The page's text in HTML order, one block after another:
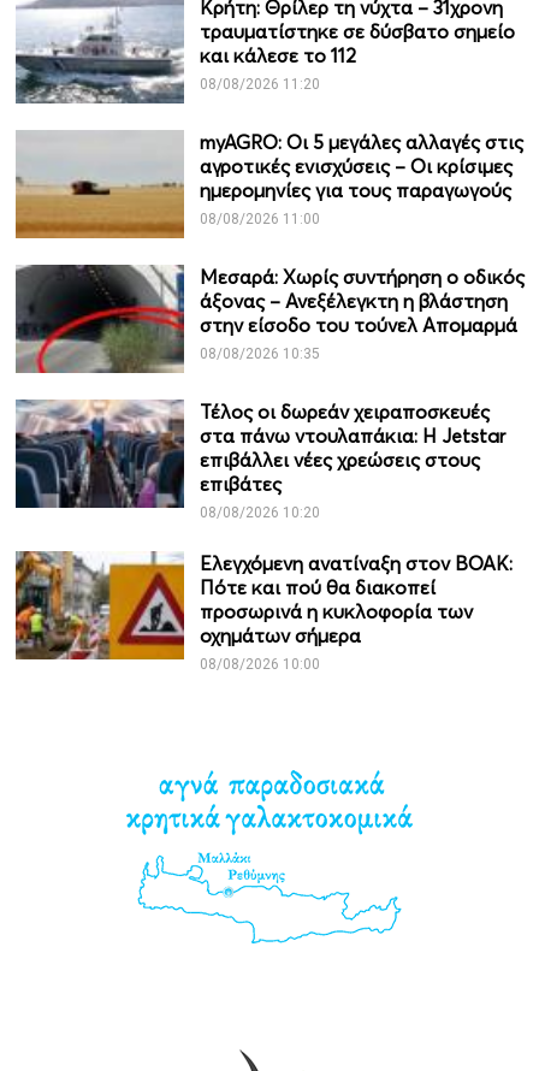
Κρήτη: Θρίλερ τη νύχτα – 31χρονη
τραυματίστηκε σε δύσβατο σημείο
και κάλεσε το 112
08/08/2026 11:20
myAGRO: Οι 5 μεγάλες αλλαγές στις
αγροτικές ενισχύσεις – Οι κρίσιμες
ημερομηνίες για τους παραγωγούς
08/08/2026 11:00
Μεσαρά: Χωρίς συντήρηση ο οδικός
άξονας – Ανεξέλεγκτη η βλάστηση
στην είσοδο του τούνελ Απομαρμά
08/08/2026 10:35
Τέλος οι δωρεάν χειραποσκευές
στα πάνω ντουλαπάκια: Η Jetstar
επιβάλλει νέες χρεώσεις στους
επιβάτες
08/08/2026 10:20
Ελεγχόμενη ανατίναξη στον ΒΟΑΚ:
Πότε και πού θα διακοπεί
προσωρινά η κυκλοφορία των
οχημάτων σήμερα
08/08/2026 10:00